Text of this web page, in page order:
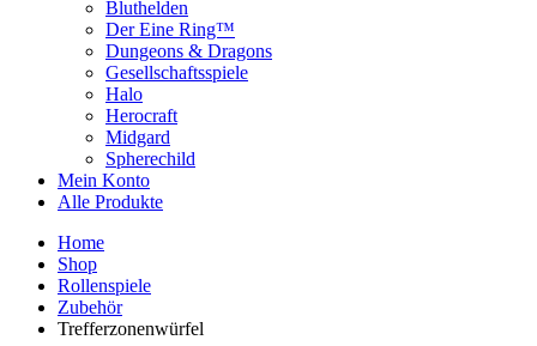
Bluthelden
Der Eine Ring™
Dungeons & Dragons
Gesellschaftsspiele
Halo
Herocraft
Midgard
Spherechild
Mein Konto
Alle Produkte
Home
Shop
Rollenspiele
Zubehör
Trefferzonenwürfel